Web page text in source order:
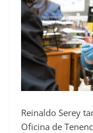
Reinaldo Serey
Oficina de